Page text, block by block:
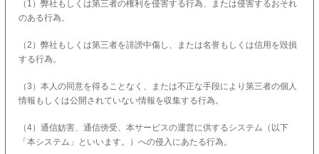
（1）弊社もしくは第三者の権利を侵害する行為、または侵害するおそれ
のある行為。
（2）弊社もしくは第三者を誹謗中傷し、または名誉もしくは信用を毀損
する行為。
（3）本人の同意を得ることなく、または不正な手段により第三者の個人
情報もしくは公開されていない情報を収集する行為。
（4）通信妨害、通信傍受、本サービスの運営に供するシステム（以下
「本システム」といいます。）への侵入にあたる行為。